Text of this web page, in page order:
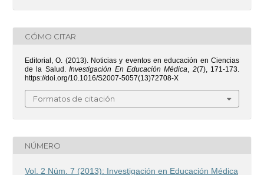
CÓMO CITAR
Editorial, O. (2013). Noticias y eventos en educación en Ciencias
de la Salud.Investigación En Educación Médica, 2(7), 171-173.
https://doi.org/10.1016/S2007-5057(13)72708-X
Formatos de citación
NÚMERO
Vol. 2 Núm. 7 (2013): Investigación en Educación Médica